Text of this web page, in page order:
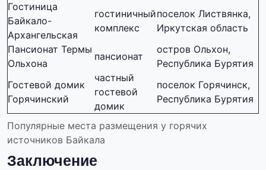
Популярные места размещения у горячих
источников Байкала
Гостиница
Байкало-
Архангельская
гостиничный
комплекс
поселок Листвянка,
Иркутская область
Пансионат Термы
Ольхона
пансионат
остров Ольхон,
Республика Бурятия
Гостевой домик
Горячинский
частный
гостевой
домик
поселок Горячинск,
Республика Бурятия
Заключение